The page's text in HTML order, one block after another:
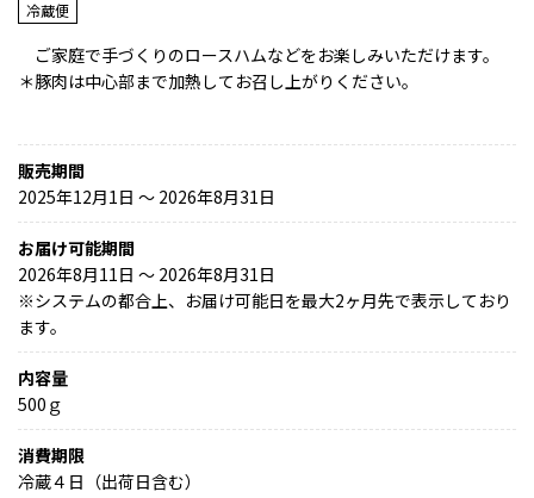
冷蔵便
ご家庭で手づくりのロースハムなどをお楽しみいただけます。
＊豚肉は中心部まで加熱してお召し上がりください。
販売期間
2025年12月1日 〜 2026年8月31日
お届け可能期間
2026年8月11日 ～ 2026年8月31日
※システムの都合上、お届け可能日を最大2ヶ月先で表示しており
ます。
内容量
500ｇ
消費期限
冷蔵４日（出荷日含む）